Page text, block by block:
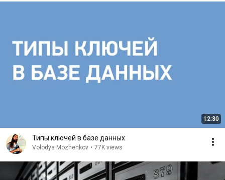
12:30
Типы ключей в базе данных
Volodya Mozhenkov • 77K views